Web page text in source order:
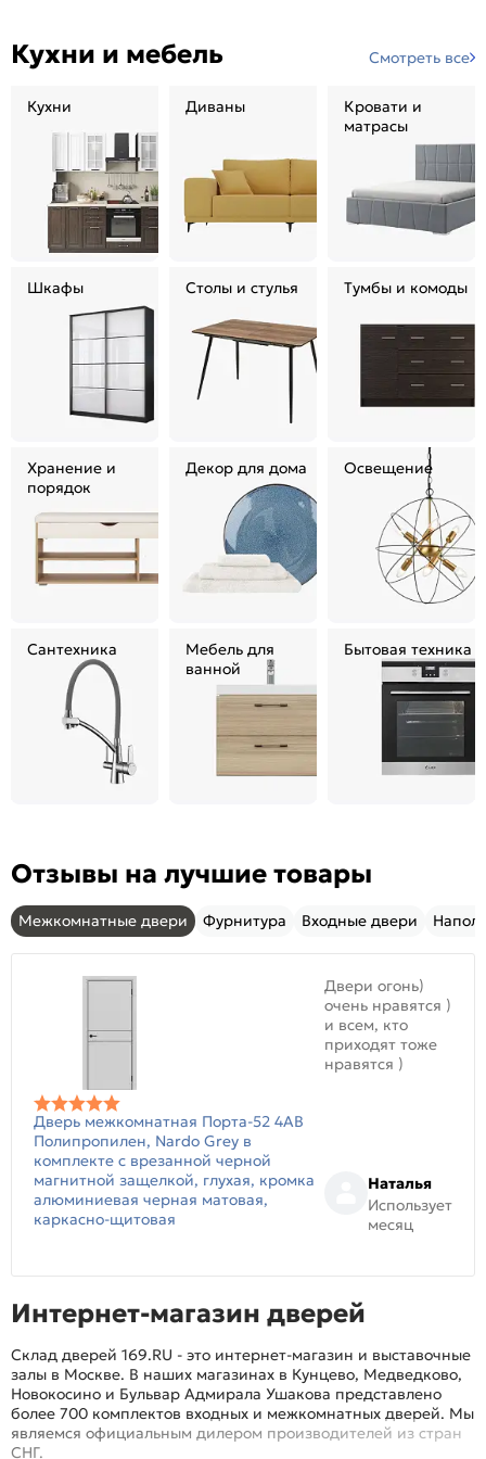
Кухни и мебель Смотреть все
Кухни Диваны
Кровати и
матрасы
Шкафы Столы и стулья Тумбы и комоды
Хранение и
порядок
Декор для дома Освещение
Сантехника
Мебель для
ванной
Бытовая техника
Отзывы на лучшие товары
Межкомнатные двери Фурнитура Входные двери
Дверь межкомнатная Порта-52 4AB
Полипропилен, Nardo Grey в
комплекте с врезанной черной
магнитной защелкой, глухая, кромка
алюминиевая черная матовая,
каркасно-щитовая
Двери огонь)
очень нравятся )
и всем, кто
приходят тоже
нравятся )
Наталья
Использует
месяц
Интернет-магазин дверей
Склад дверей 169.RU - это интернет-магазин и выставочные
залы в Москве. В наших магазинах в Кунцево, Медведково,
Новокосино и Бульвар Адмирала Ушакова представлено
более 700 комплектов входных и межкомнатных дверей. Мы
являемся официальным дилером производителей из стран
СНГ.